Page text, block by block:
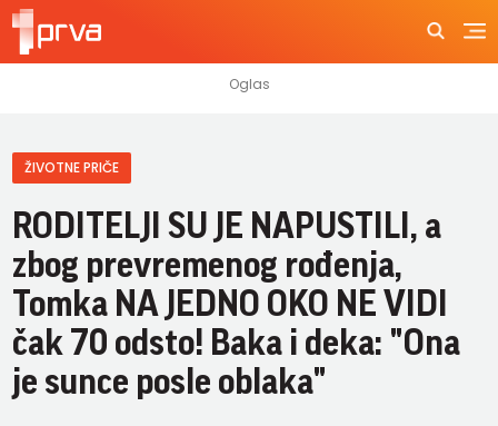
ŽIVOTNE PRIČE
RODITELJI SU JE NAPUSTILI, a
zbog prevremenog rođenja,
Tomka NA JEDNO OKO NE VIDI
čak 70 odsto! Baka i deka: "Ona
je sunce posle oblaka"